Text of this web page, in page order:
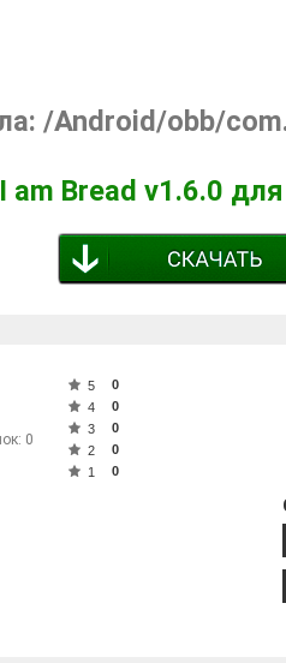
/Android/obb/
am Bread v1.6.0
0
5
0
4
0
3
0
2
0
1
0